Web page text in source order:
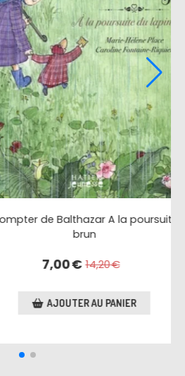
et l'anniversaire
3,20€
AJOUTER AU PANIER